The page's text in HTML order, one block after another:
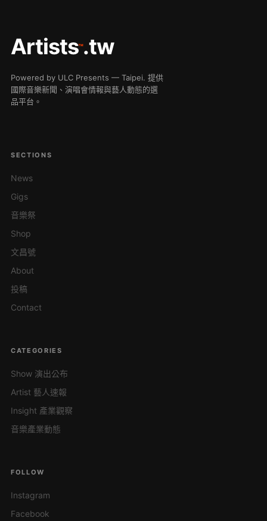
Artists™.tw
Powered by ULC Presents — Taipei. 提供
國際音樂新聞、演唱會情報與藝人動態的選
品平台。
SECTIONS
News
Gigs
音樂祭
Shop
文昌號
About
投稿
Contact
CATEGORIES
Show 演出公布
Artist 藝人速報
Insight 產業觀察
音樂產業動態
FOLLOW
Instagram
Facebook